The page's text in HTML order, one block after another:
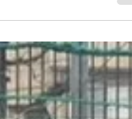
たします。 加盟各施設に
に参加すると フットサル
のスクイーズボトルがも
！！ イベントは加盟各施
。 開催施設、日程などに